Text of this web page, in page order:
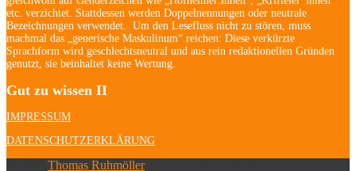
etc. verzichtet. Stattdessen werden Doppelnennungen oder neutrale
Bezeichnungen verwendet. Um den Lesefluss nicht zu stören, muss
machmal das „generische Maskulinum“ reichen: Diese verkürzte
Sprachform wird geschlechtsneutral und aus rein redaktionellen Gründen
genutzt, sie beinhaltet keine Wertung.
Gut zu wissen II
IMPRESSUM
DATENSCHUTZERKLÄRUNG
Thomas Ruhmöller| Alle Rechte vorbehalten.